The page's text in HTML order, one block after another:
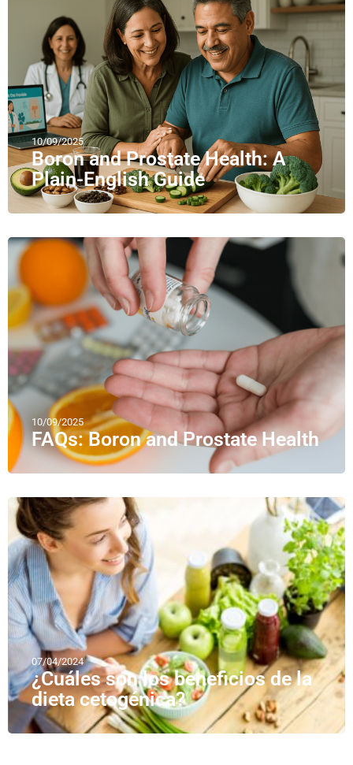
10/09/2025
Boron and Prostate Health: A
Plain-English Guide
10/09/2025
FAQs: Boron and Prostate Health
07/04/2024
¿Cuáles son los beneficios de la
dieta cetogénica?